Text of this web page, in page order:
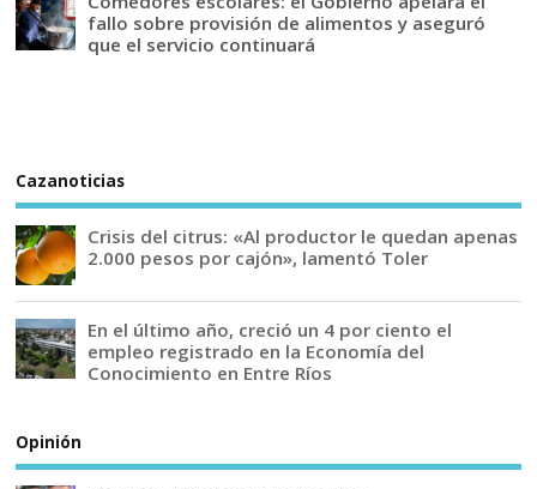
fallo sobre provisión de alimentos y aseguró
que el servicio continuará
Cazanoticias
Crisis del citrus: «Al productor le quedan apenas
2.000 pesos por cajón», lamentó Toler
En el último año, creció un 4 por ciento el
empleo registrado en la Economía del
Conocimiento en Entre Ríos
Opinión